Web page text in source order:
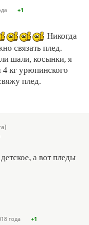
+1
Никогда
связать плед.
шали, косынки, я
4 кг урюпинского
плед.
а вот пледы
года +1